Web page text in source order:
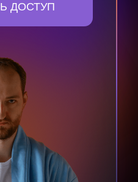
ДОСТУП